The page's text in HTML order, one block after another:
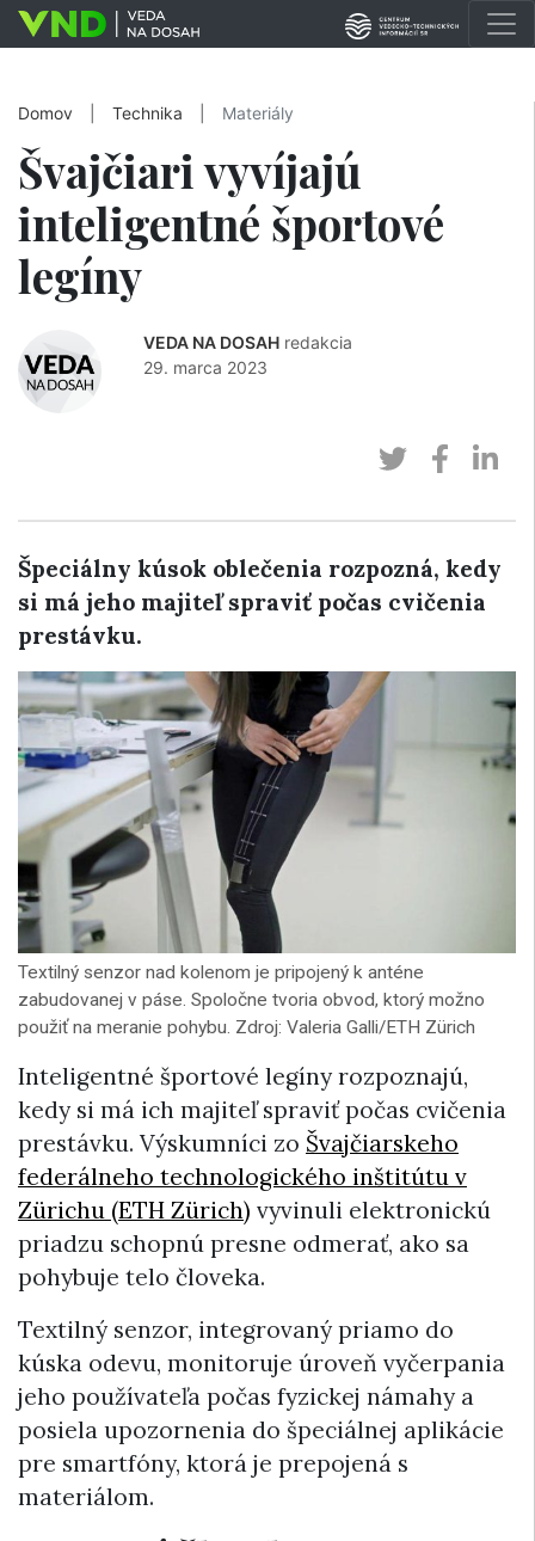
Domov Technika Materiály
Švajčiari vyvíjajú
inteligentné športové
legíny
VEDA NA DOSAH redakcia
29. marca 2023
Špeciálny kúsok oblečenia rozpozná, kedy
si má jeho majiteľ spraviť počas cvičenia
prestávku.
Textilný senzor nad kolenom je pripojený k anténe
zabudovanej v páse. Spoločne tvoria obvod, ktorý možno
použiť na meranie pohybu. Zdroj: Valeria Galli/ETH Zürich
Inteligentné športové legíny rozpoznajú,
kedy si má ich majiteľ spraviť počas cvičenia
prestávku. Výskumníci zo Švajčiarskeho
federálneho technologického inštitútu v
Zürichu (ETH Zürich) vyvinuli elektronickú
priadzu schopnú presne odmerať, ako sa
pohybuje telo človeka.
Textilný senzor, integrovaný priamo do
kúska odevu, monitoruje úroveň vyčerpania
jeho používateľa počas fyzickej námahy a
posiela upozornenia do špeciálnej aplikácie
pre smartfóny, ktorá je prepojená s
materiálom.